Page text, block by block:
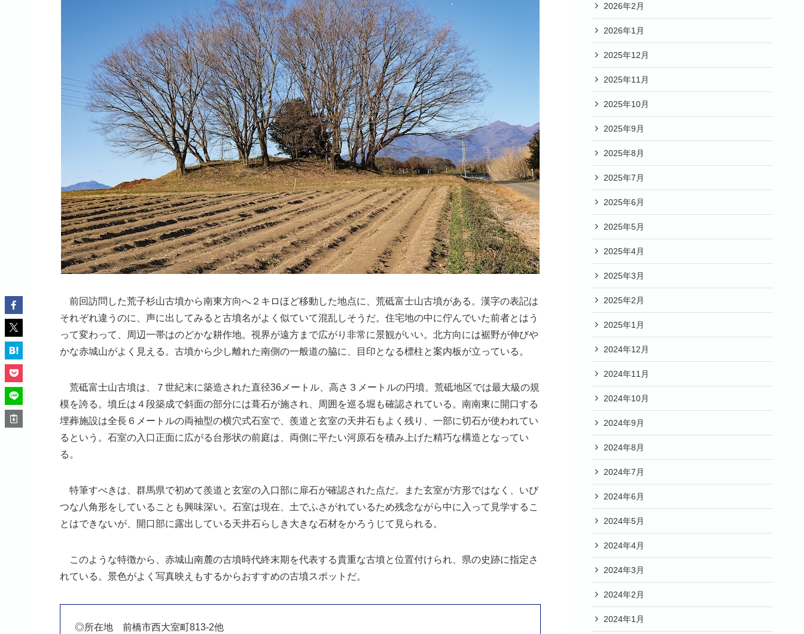
前回訪問した荒子杉山古墳から南東方向へ２キロほど移動した地点に、荒砥富士山古墳がある。漢字の表記は
それぞれ違うのに、声に出してみると古墳名がよく似ていて混乱しそうだ。住宅地の中に佇んでいた前者とはう
って変わって、周辺一帯はのどかな耕作地。視界が遠方まで広がり非常に景観がいい。北方向には裾野が伸びや
かな赤城山がよく見える。古墳から少し離れた南側の一般道の脇に、目印となる標柱と案内板が立っている。
荒砥富士山古墳は、７世紀末に築造された直径36メートル、高さ３メートルの円墳。荒砥地区では最大級の規
模を誇る。墳丘は４段築成で斜面の部分には葺石が施され、周囲を巡る堀も確認されている。南南東に開口する
埋葬施設は全長６メートルの両袖型の横穴式石室で、羨道と玄室の天井石もよく残り、一部に切石が使われてい
るという。石室の入口正面に広がる台形状の前庭は、両側に平たい河原石を積み上げた精巧な構造となってい
る。
特筆すべきは、群馬県で初めて羨道と玄室の入口部に扉石が確認された点だ。また玄室が方形ではなく、いび
つな八角形をしていることも興味深い。石室は現在、土でふさがれているため残念ながら中に入って見学するこ
とはできないが、開口部に露出している天井石らしき大きな石材をかろうじて見られる。
このような特徴から、赤城山南麓の古墳時代終末期を代表する貴重な古墳と位置付けられ、県の史跡に指定さ
れている。景色がよく写真映えもするからおすすめの古墳スポットだ。
◎所在地 前橋市西大室町813-2他
2026年2月
2026年1月
2025年12月
2025年11月
2025年10月
2025年9月
2025年8月
2025年7月
2025年6月
2025年5月
2025年4月
2025年3月
2025年2月
2025年1月
2024年12月
2024年11月
2024年10月
2024年9月
2024年8月
2024年7月
2024年6月
2024年5月
2024年4月
2024年3月
2024年2月
2024年1月